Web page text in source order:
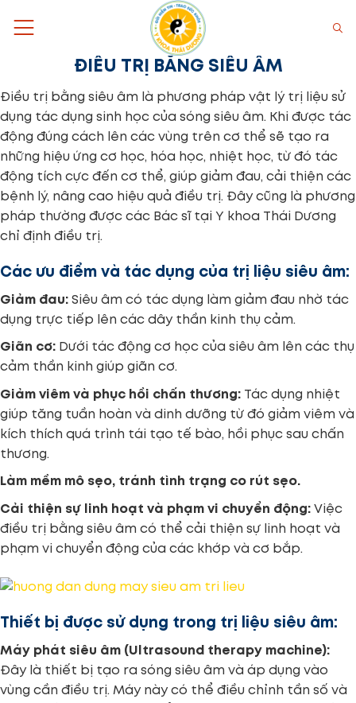
qua
ĐIỀU TRỊ BẰNG SIÊU ÂM
Điều trị bằng siêu âm là phương pháp vật lý trị liệu sử
dụng tác dụng sinh học của sóng siêu âm. Khi được tác
động đúng cách lên các vùng trên cơ thể sẽ tạo ra
những hiệu ứng cơ học, hóa học, nhiệt học, từ đó tác
động tích cực đến cơ thể, giúp giảm đau, cải thiện các
bệnh lý, nâng cao hiệu quả điều trị. Đây cũng là phương
pháp thường được các Bác sĩ tại Y khoa Thái Dương
chỉ định điều trị.
Các ưu điểm và tác dụng của trị liệu siêu âm:
Giảm đau: Siêu âm có tác dụng làm giảm đau nhờ tác
dụng trực tiếp lên các dây thần kinh thụ cảm.
Giãn cơ: Dưới tác động cơ học của siêu âm lên các thụ
cảm thần kinh giúp giãn cơ.
Giảm viêm và phục hồi chấn thương: Tác dụng nhiệt
giúp tăng tuần hoàn và dinh dưỡng từ đó giảm viêm và
kích thích quá trình tái tạo tế bào, hồi phục sau chấn
thương.
Làm mềm mô sẹo, tránh tình trạng co rút sẹo.
Cải thiện sự linh hoạt và phạm vi chuyển động: Việc
điều trị bằng siêu âm có thể cải thiện sự linh hoạt và
phạm vi chuyển động của các khớp và cơ bắp.
Thiết bị được sử dụng trong trị liệu siêu âm:
Máy phát siêu âm (Ultrasound therapy machine):
Đây là thiết bị tạo ra sóng siêu âm và áp dụng vào
vùng cần điều trị. Máy này có thể điều chỉnh tần số và